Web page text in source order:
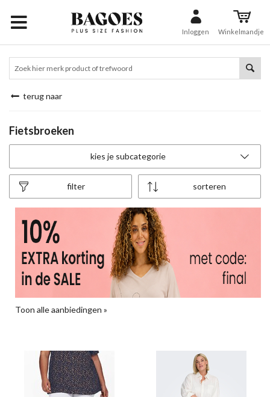
Inloggen Winkelmandje
terug naar
Fietsbroeken
kies je subcategorie
sorteren
filter
Toon alle aanbiedingen »